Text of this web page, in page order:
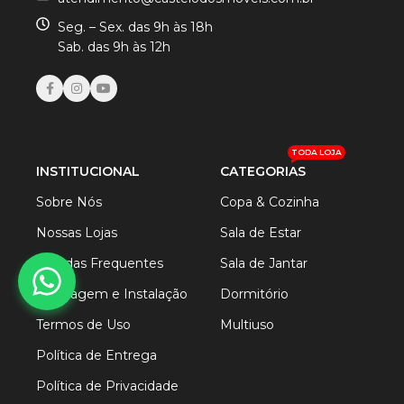
Seg. – Sex. das 9h às 18h
Sab. das 9h às 12h
INSTITUCIONAL
Sobre Nós
Nossas Lojas
Dúvidas Frequentes
Montagem e Instalação
Termos de Uso
Política de Entrega
Política de Privacidade
CATEGORIAS
TODA LOJA
Copa & Cozinha
Sala de Estar
Sala de Jantar
Dormitório
Multiuso